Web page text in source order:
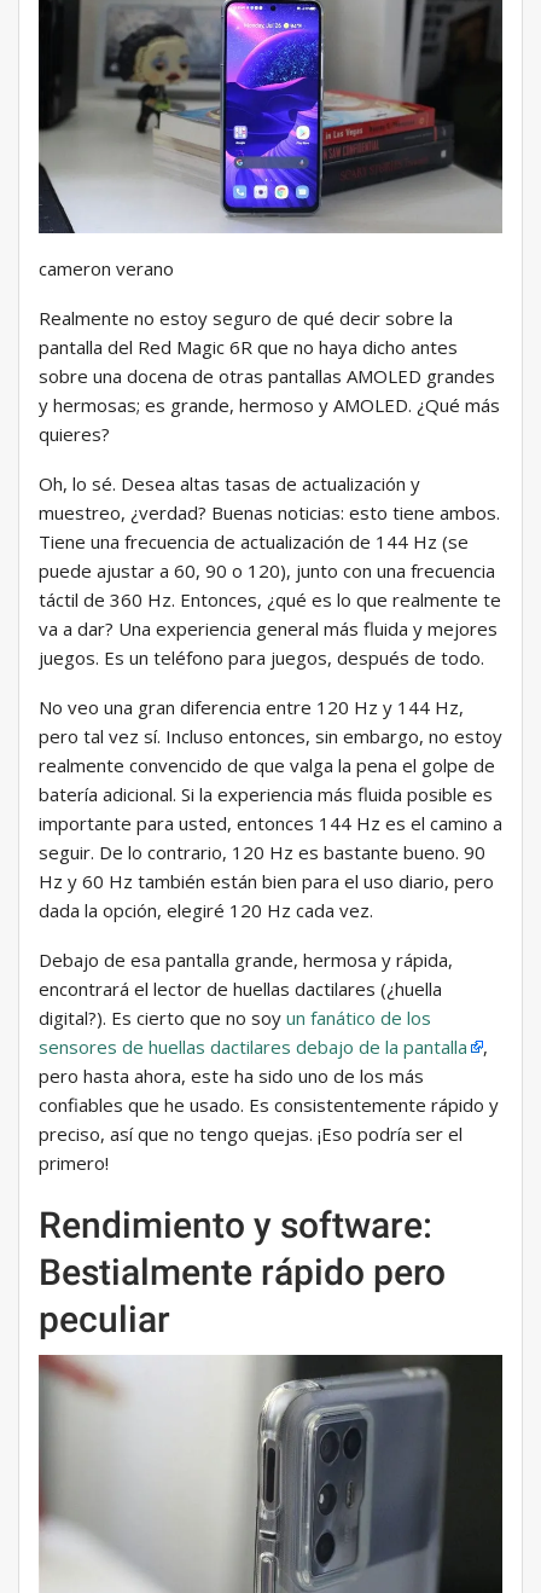
cameron verano
Realmente no estoy seguro de qué decir sobre la
pantalla del Red Magic 6R que no haya dicho antes
sobre una docena de otras pantallas AMOLED grandes
y hermosas; es grande, hermoso y AMOLED. ¿Qué más
quieres?
Oh, lo sé. Desea altas tasas de actualización y
muestreo, ¿verdad? Buenas noticias: esto tiene ambos.
Tiene una frecuencia de actualización de 144 Hz (se
puede ajustar a 60, 90 o 120), junto con una frecuencia
táctil de 360 ​​Hz. Entonces, ¿qué es lo que realmente te
va a dar? Una experiencia general más fluida y mejores
juegos. Es un teléfono para juegos, después de todo.
No veo una gran diferencia entre 120 Hz y 144 Hz,
pero tal vez sí. Incluso entonces, sin embargo, no estoy
realmente convencido de que valga la pena el golpe de
batería adicional. Si la experiencia más fluida posible es
importante para usted, entonces 144 Hz es el camino a
seguir. De lo contrario, 120 Hz es bastante bueno. 90
Hz y 60 Hz también están bien para el uso diario, pero
dada la opción, elegiré 120 Hz cada vez.
Debajo de esa pantalla grande, hermosa y rápida,
encontrará el lector de huellas dactilares (¿huella
digital?). Es cierto que no soy un fanático de los
sensores de huellas dactilares debajo de la pantalla
,
pero hasta ahora, este ha sido uno de los más
confiables que he usado. Es consistentemente rápido y
preciso, así que no tengo quejas. ¡Eso podría ser el
primero!
Rendimiento y software:
Bestialmente rápido pero
peculiar